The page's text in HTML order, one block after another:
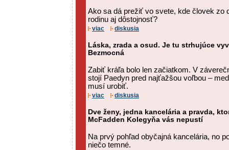
Ako sa dá prežiť vo svete, kde človek zo
rodinu aj dôstojnosť?
viac diskusia
Láska, zrada a osud. Je tu strhujúce
Bezmocná
Zabiť kráľa bolo len začiatkom. V
stojí Paedyn pred najťažšou voľbou –
musí urobiť.
viac diskusia
Dve ženy, jedna kancelária a pravda,
McFadden Kolegyňa vás nepustí
Na prvý pohľad obyčajná kancelária, no
niečo temné.